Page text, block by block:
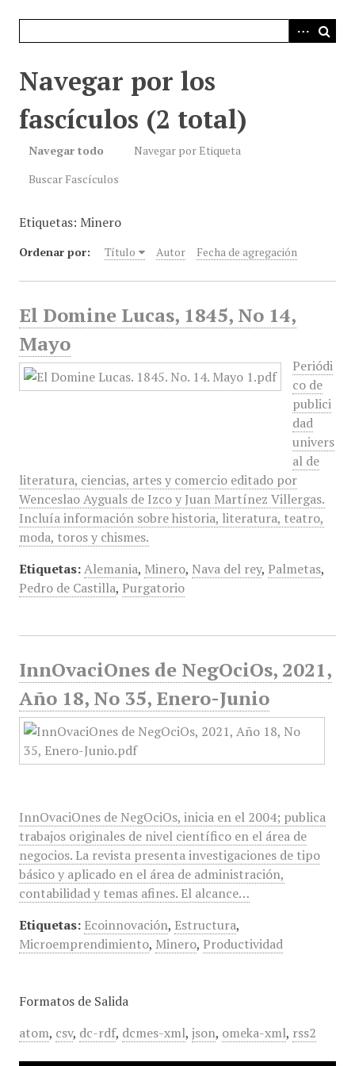
Navegar por los
fascículos (2 total)
Navegar todo
Navegar por Etiqueta
Buscar Fascículos
Etiquetas: Minero
Ordenar por: Título Autor Fecha de agregación
El Domine Lucas, 1845, No 14,
Mayo
Periódi
co de
publici
dad
univers
al de
literatura, ciencias, artes y comercio editado por
Wenceslao Ayguals de Izco y Juan Martínez Villergas.
Incluía información sobre historia, literatura, teatro,
moda, toros y chismes.
Etiquetas: Alemania, Minero, Nava del rey, Palmetas,
Pedro de Castilla, Purgatorio
InnOvaciOnes de NegOciOs, 2021,
Año 18, No 35, Enero-Junio
InnOvaciOnes de NegOciOs, inicia en el 2004; publica
trabajos originales de nivel científico en el área de
negocios. La revista presenta investigaciones de tipo
básico y aplicado en el área de administración,
contabilidad y temas afines. El alcance…
Etiquetas: Ecoinnovación, Estructura,
Microemprendimiento, Minero, Productividad
Formatos de Salida
atom, csv, dc-rdf, dcmes-xml, json, omeka-xml, rss2